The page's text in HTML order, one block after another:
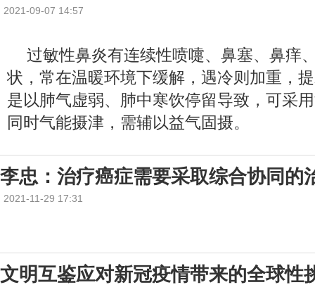
2021-09-07 14:57
过敏性鼻炎有连续性喷嚏、鼻塞、鼻痒
状，常在温暖环境下缓解，遇冷则加重，
是以肺气虚弱、肺中寒饮停留导致，可采
同时气能摄津，需辅以益气固摄。
李忠：治疗癌症需要采取综合协同的
2021-11-29 17:31
文明互鉴应对新冠疫情带来的全球性